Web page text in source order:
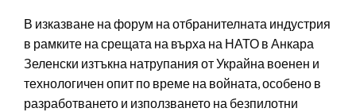
В изказване на форум на отбранителната индустрия
в рамките на срещата на върха на НАТО в Анкара
Зеленски изтъкна натрупания от Украйна военен и
технологичен опит по време на войната, особено в
разработването и използването на безпилотни